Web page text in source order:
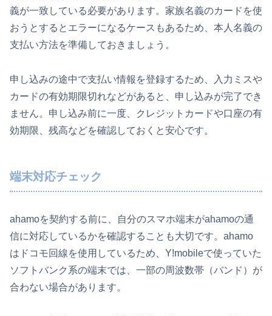
義が一致している必要があります。家族名義のカードを使
おうとするとエラーになるケースもあるため、本人名義の
支払い方法を準備しておきましょう。
申し込みの途中で支払い情報を登録するため、入力ミスや
カードの有効期限切れなどがあると、申し込みが完了でき
ません。申し込み前に一度、クレジットカードや口座の有
効期限、残高などを確認しておくと安心です。
端末対応チェック
ahamoを契約する前に、自分のスマホ端末がahamoの通
信に対応しているかを確認することも大切です。ahamo
はドコモ回線を使用しているため、Y!mobileで使っていた
ソフトバンク系の端末では、一部の周波数帯（バンド）が
合わない場合があります。